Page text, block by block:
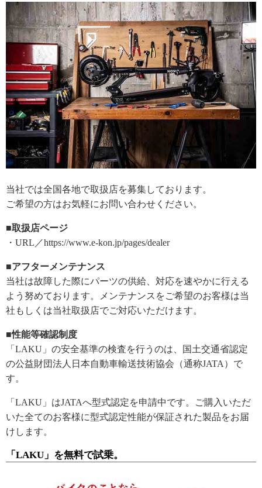
当社では全国各地で取扱店を募集しております。
ご希望の方はお気軽にお問い合わせください。
■取扱店ページ
・URL／https://www.e-kon.jp/pages/dealer
■アフターメンテナンス
当社は故障した際にパーツの供給、対応を速やかに行える
よう努めております。メンテナンスをご希望のお客様は当
社もしくは当社取扱店でご対応いただけます。
■性能等確認制度
「LAKU」の安全基準の検査を行うのは、国土交通省認定
の公益財団法人日本自動車輸送技術協会（通称JATA）で
す。
「LAKU」はJATAへ型式認定を申請中です。ご購入いただ
いた全てのお客様に型式認定性能が保証された製品をお届
けします。
「LAKU」を無料で試乗。